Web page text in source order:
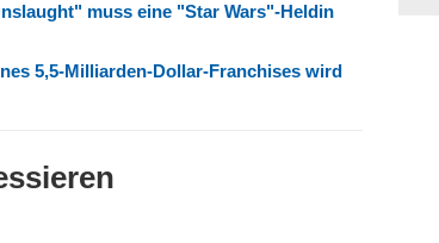
muss eine "Star Wars"-Heldin
5,5-Milliarden-Dollar-Franchises wird